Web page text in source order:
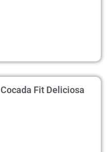
Cocada Fit Deliciosa